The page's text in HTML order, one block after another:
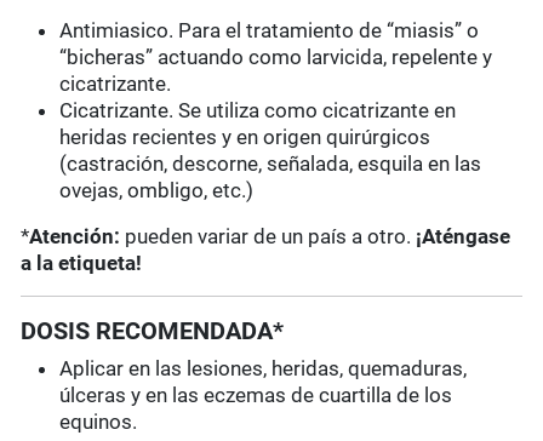
Antimiasico. Para el tratamiento de “miasis” o
“bicheras” actuando como larvicida, repelente y
cicatrizante.
Cicatrizante. Se utiliza como cicatrizante en
heridas recientes y en origen quirúrgicos
(castración, descorne, señalada, esquila en las
ovejas, ombligo, etc.)
*Atención: pueden variar de un país a otro. ¡Aténgase
a la etiqueta!
DOSIS RECOMENDADA*
Aplicar en las lesiones, heridas, quemaduras,
úlceras y en las eczemas de cuartilla de los
equinos.